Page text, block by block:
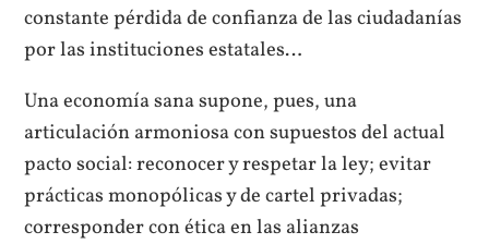
constante pérdida de confianza de las ciudadanías
por las instituciones estatales…
Una economía sana supone, pues, una
articulación armoniosa con supuestos del actual
pacto social: reconocer y respetar la ley; evitar
prácticas monopólicas y de cartel privadas;
corresponder con ética en las alianzas